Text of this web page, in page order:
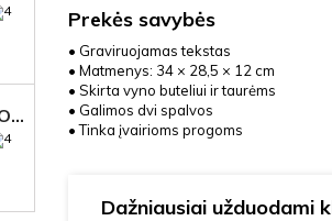
KIŠENINIS VEIDRODĖLIS
Prekės savybės
• Graviruojamas tekstas
• Matmenys: 34 × 28,5 × 12 cm
• Skirta vyno buteliui ir taurėms
• Galimos dvi spalvos
• Tinka įvairioms progoms
Dažniausiai užduodami